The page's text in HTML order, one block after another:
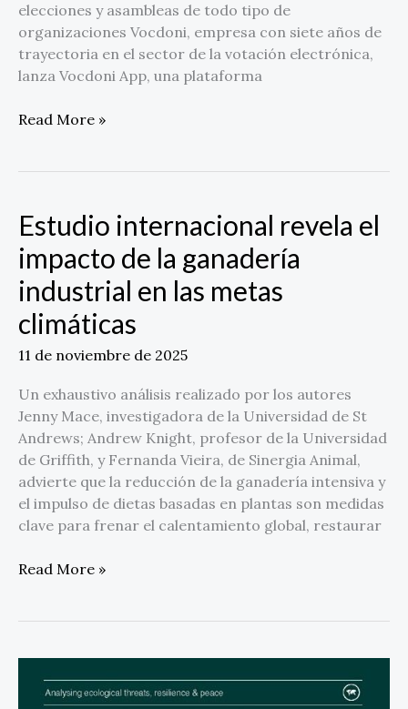
elecciones y asambleas de todo tipo de
organizaciones Vocdoni, empresa con siete años de
trayectoria en el sector de la votación electrónica,
lanza Vocdoni App, una plataforma
Read More »
Estudio internacional revela el
impacto de la ganadería
industrial en las metas
climáticas
11 de noviembre de 2025
Un exhaustivo análisis realizado por los autores
Jenny Mace, investigadora de la Universidad de St
Andrews; Andrew Knight, profesor de la Universidad
de Griffith, y Fernanda Vieira, de Sinergia Animal,
advierte que la reducción de la ganadería intensiva y
el impulso de dietas basadas en plantas son medidas
clave para frenar el calentamiento global, restaurar
Estudio
internacional
revela
el
impacto
de
la
industrial
en
las
metas
climáticas
Read More »